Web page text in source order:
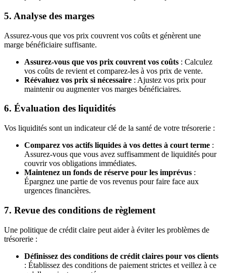
5. Analyse des marges
Assurez-vous que vos prix couvrent vos coûts et génèrent une
marge bénéficiaire suffisante.
Assurez-vous que vos prix couvrent vos coûts : Calculez
vos coûts de revient et comparez-les à vos prix de vente.
Réévaluez vos prix si nécessaire : Ajustez vos prix pour
maintenir ou augmenter vos marges bénéficiaires.
6. Évaluation des liquidités
Vos liquidités sont un indicateur clé de la santé de votre trésorerie :
Comparez vos actifs liquides à vos dettes à court terme :
Assurez-vous que vous avez suffisamment de liquidités pour
couvrir vos obligations immédiates.
Maintenez un fonds de réserve pour les imprévus :
Épargnez une partie de vos revenus pour faire face aux
urgences financières.
7. Revue des conditions de règlement
Une politique de crédit claire peut aider à éviter les problèmes de
trésorerie :
Définissez des conditions de crédit claires pour vos clients
: Établissez des conditions de paiement strictes et veillez à ce